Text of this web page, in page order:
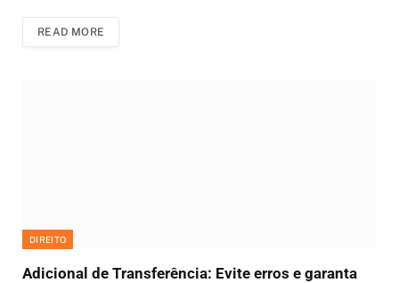
READ MORE
DIREITO
Adicional de Transferência: Evite erros e garanta